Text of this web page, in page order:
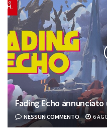
Fading Echo
NESSUN COMMENTO 6